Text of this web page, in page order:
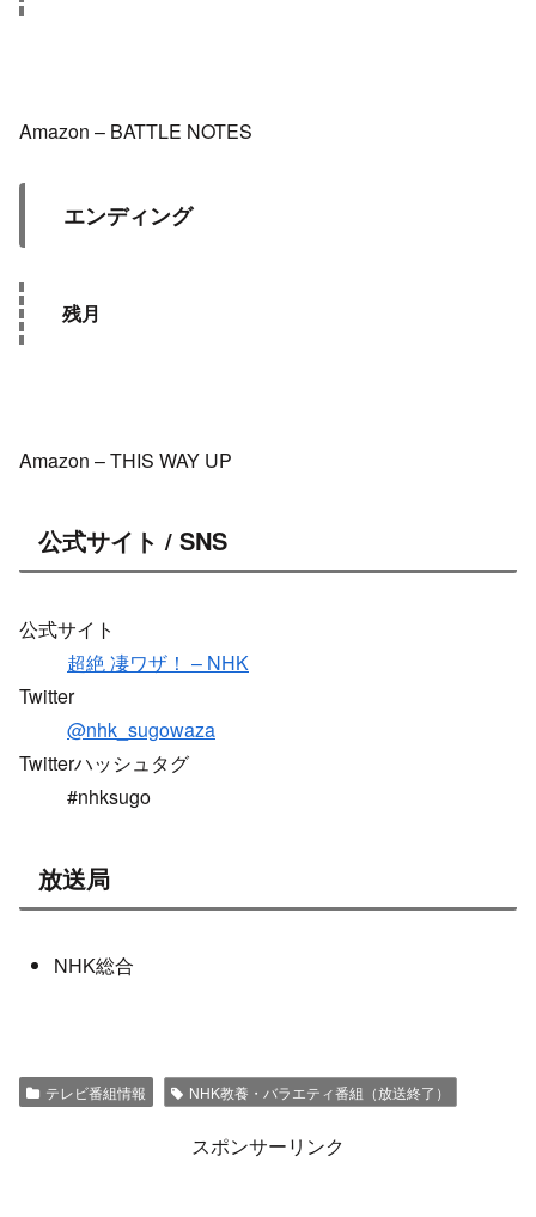
Amazon – BATTLE NOTES
エンディング
残月
Amazon – THIS WAY UP
公式サイト / SNS
公式サイト
超絶 凄ワザ！ – NHK
Twitter
@nhk_sugowaza
Twitterハッシュタグ
#nhksugo
放送局
NHK総合
テレビ番組情報 NHK教養・バラエティ番組（放送終了）
スポンサーリンク